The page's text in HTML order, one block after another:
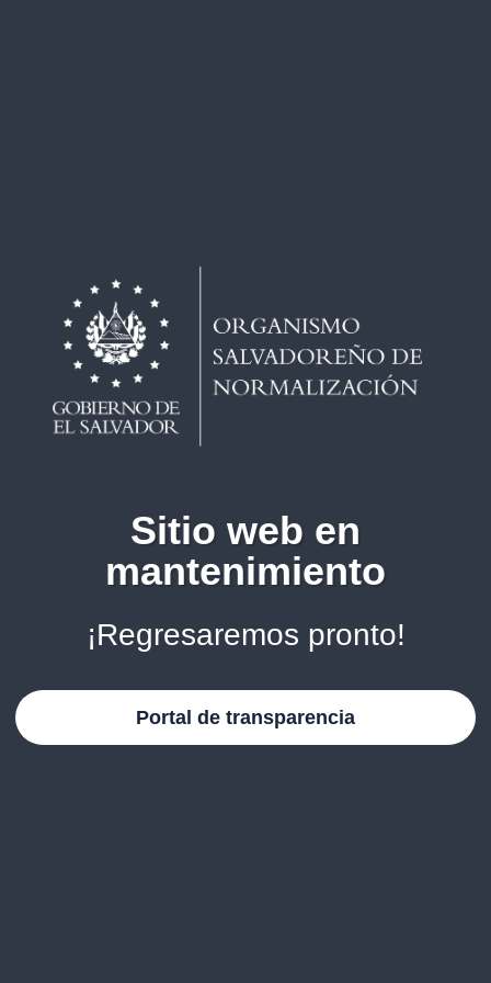
Sitio web en
mantenimiento
¡Regresaremos pronto!
Portal de transparencia